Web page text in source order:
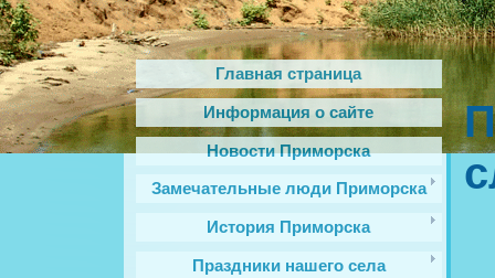
Главная страница
Информация о сайте
Новости Приморска
Замечательные люди Приморска
История Приморска
Праздники нашего села